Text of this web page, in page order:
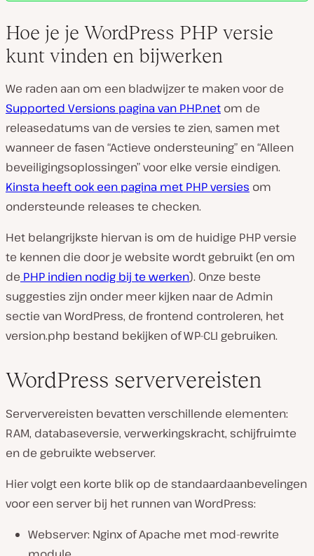
Hoe je je WordPress PHP versie
kunt vinden en bijwerken
We raden aan om een ​​bladwijzer te maken voor de
Supported Versions pagina van PHP.net om de
releasedatums van de versies te zien, samen met
wanneer de fasen “Actieve ondersteuning” en “Alleen
beveiligingsoplossingen” voor elke versie eindigen.
Kinsta heeft ook een pagina met PHP versies om
ondersteunde releases te checken.
Het belangrijkste hiervan is om de huidige PHP versie
te kennen die door je website wordt gebruikt (en om
de PHP indien nodig bij te werken). Onze beste
suggesties zijn onder meer kijken naar de Admin
sectie van WordPress, de frontend controleren, het
version.php bestand bekijken of WP-CLI gebruiken.
WordPress serververeisten
Serververeisten bevatten verschillende elementen:
RAM, databaseversie, verwerkingskracht, schijfruimte
en de gebruikte webserver.
Hier volgt een korte blik op de standaardaanbevelingen
voor een server bij het runnen van WordPress:
Webserver: Nginx of Apache met mod-rewrite